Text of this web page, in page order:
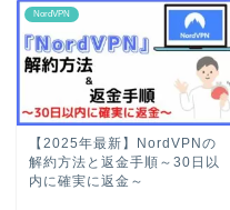
NordVPN
【2025年最新】NordVPNの
解約方法と返金手順～30日以
内に確実に返金～